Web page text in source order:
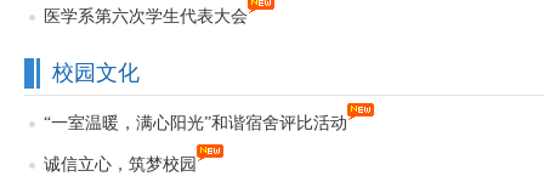
医学系第六次学生代表大会
校园文化
“一室温暖，满心阳光”和谐宿舍评比活动
诚信立心，筑梦校园